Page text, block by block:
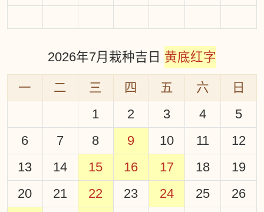
2026年7月栽种吉日 黄底红字
一 二 三 四 五 六
日
1
2 3 4
5
6
7 8 9 10 11
12
13
14 15 16 17 18
19
20
21 22 23 24 25
26